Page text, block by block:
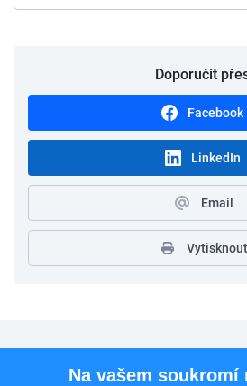
Doporučit
Facebook
LinkedIn
Email
Vytisknout
Pro uchazečeNa vašem soukromí